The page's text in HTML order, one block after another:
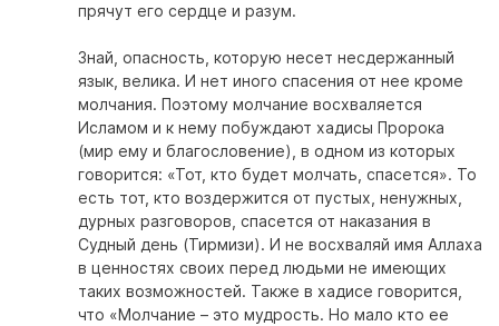
прячут его сердце и разум.
Знай, опасность, которую несет несдержанный
язык, велика. И нет иного спасения от нее кроме
молчания. Поэтому молчание восхваляется
Исламом и к нему побуждают хадисы Пророка
(мир ему и благословение), в одном из которых
говорится: «Тот, кто будет молчать, спасется». То
есть тот, кто воздержится от пустых, ненужных,
дурных разговоров, спасется от наказания в
Судный день (Тирмизи). И не восхваляй имя Аллаха
в ценностях своих перед людьми не имеющих
таких возможностей. Также в хадисе говорится,
что «Молчание – это мудрость. Но мало кто ее